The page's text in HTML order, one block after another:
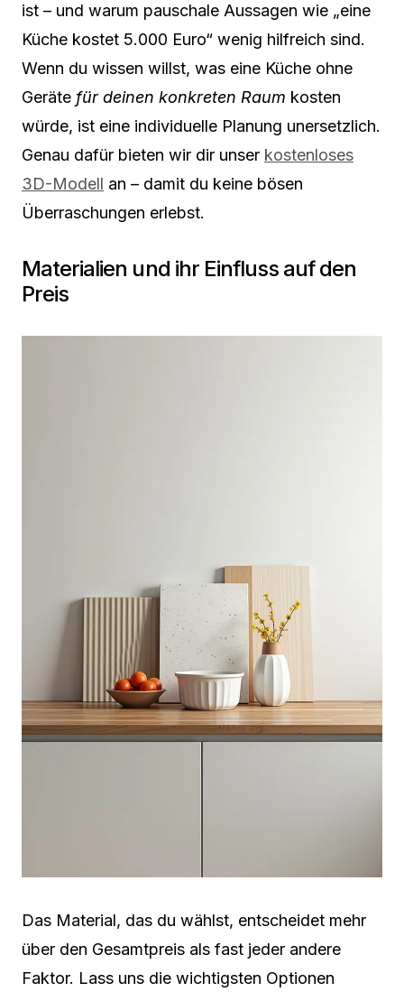
ist – und warum pauschale Aussagen wie „eine
Küche kostet 5.000 Euro“ wenig hilfreich sind.
Wenn du wissen willst, was eine Küche ohne
Geräte für deinen konkreten Raum kosten
würde, ist eine individuelle Planung unersetzlich.
Genau dafür bieten wir dir unser kostenloses
3D-Modell an – damit du keine bösen
Überraschungen erlebst.
Materialien und ihr Einfluss auf den
Preis
Das Material, das du wählst, entscheidet mehr
über den Gesamtpreis als fast jeder andere
Faktor. Lass uns die wichtigsten Optionen